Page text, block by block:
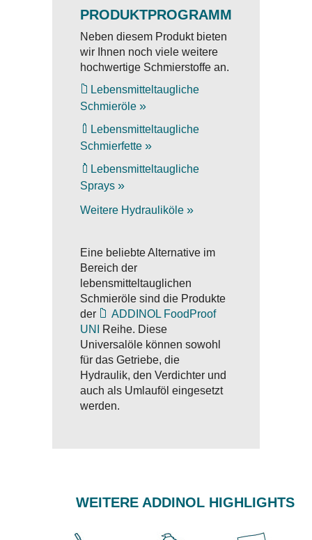
PRODUKTPROGRAMM
Neben diesem Produkt bieten
wir Ihnen noch viele weitere
hochwertige Schmierstoffe an.
Lebensmitteltaugliche
Schmieröle »
Lebensmitteltaugliche
Schmierfette »
Lebensmitteltaugliche
Sprays »
Weitere Hydrauliköle »
Eine beliebte Alternative im
Bereich der
lebensmitteltauglichen
Schmieröle sind die Produkte
der
ADDINOL FoodProof
UNI
Reihe. Diese
Universalöle können sowohl
für das Getriebe, die
Hydraulik, den Verdichter und
auch als Umlauföl eingesetzt
werden.
WEITERE ADDINOL HIGHLIGHTS